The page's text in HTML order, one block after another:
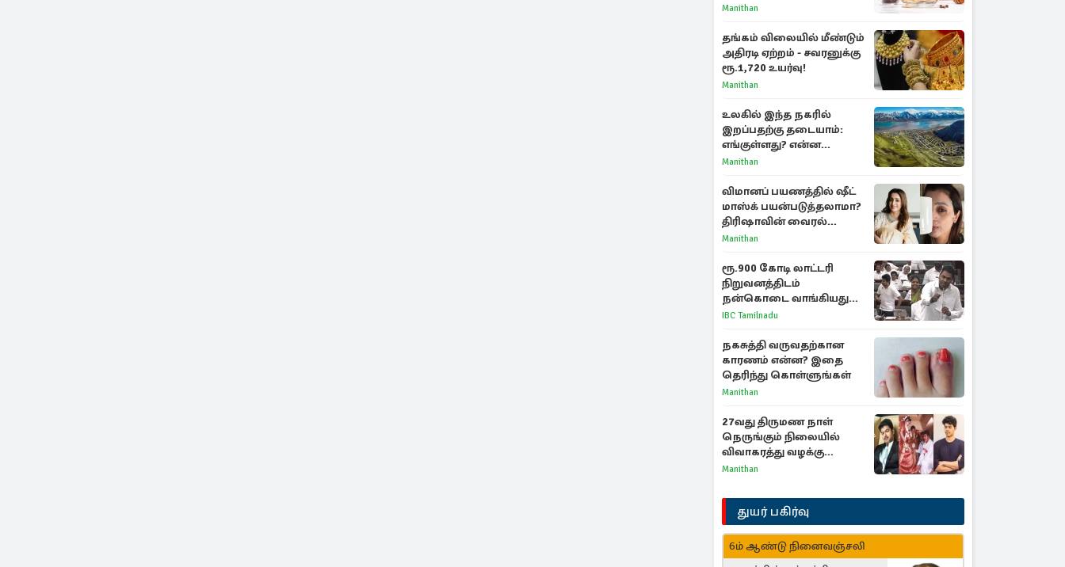
Manithan
தங்கம் விலையில் மீண்டும்
அதிரடி ஏற்றம் - சவரனுக்கு
ரூ.1,720 உயர்வு!
Manithan
உலகில் இந்த நகரில்
இறப்பதற்கு தடையாம்:
எங்குள்ளது? என்ன
காரணம் தெரியுமா?
Manithan
விமானப் பயணத்தில் ஷீட்
மாஸ்க் பயன்படுத்தலாமா?
திரிஷாவின் வைரல்
செல்ஃபிக்கு மருத்துவர்
Manithan
ரூ.900 கோடி லாட்டரி
நிறுவனத்திடம்
நன்கொடை வாங்கியது
ஏன்? உதயநிதி - ஆதவ்
IBC Tamilnadu
நகசுத்தி வருவதற்கான
காரணம் என்ன? இதை
தெரிந்து கொள்ளுங்கள்
Manithan
27வது திருமண நாள்
நெருங்கும் நிலையில்
விவாகரத்து வழக்கு
வாபஸ்! விஜய்யுடன்
Manithan
துயர் பகிர்வு
6ம் ஆண்டு நினைவஞ்சலி